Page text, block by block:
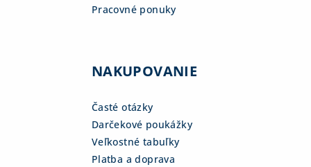
Pracovné ponuky
NAKUPOVANIE
Časté otázky
Darčekové poukážky
Veľkostné tabuľky
Platba a doprava